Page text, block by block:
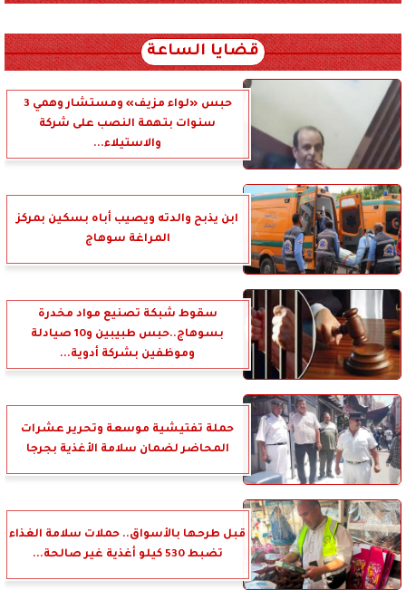
قضايا الساعة
حبس «لواء مزيف» ومستشار وهمي 3
سنوات بتهمة النصب على شركة
والاستيلاء...
ابن يذبح والدته ويصيب أباه بسكين بمركز
المراغة سوهاج
سقوط شبكة تصنيع مواد مخدرة
بسوهاج..حبس طبيبين و10 صيادلة
وموظفين بشركة أدوية...
حملة تفتيشية موسعة وتحرير عشرات
المحاضر لضمان سلامة الأغذية بجرجا
قبل طرحها بالأسواق.. حملات سلامة الغذاء
تضبط 530 كيلو أغذية غير صالحة...